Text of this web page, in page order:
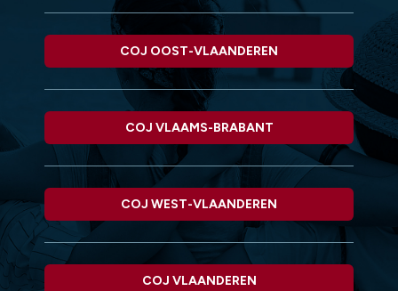
COJ OOST-VLAANDEREN
COJ VLAAMS-BRABANT
COJ WEST-VLAANDEREN
COJ VLAANDEREN